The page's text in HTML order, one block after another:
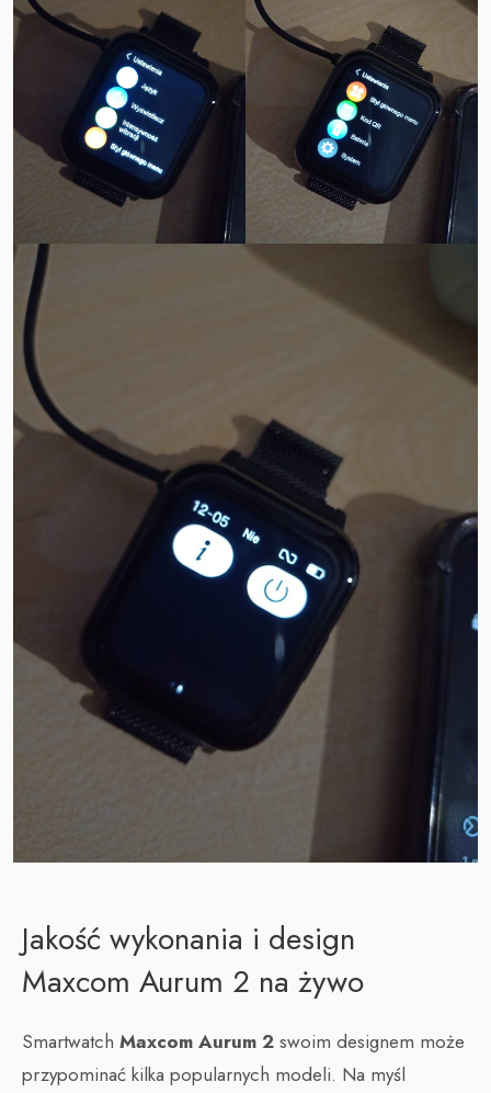
Jakość wykonania i design
Maxcom Aurum 2 na żywo
Smartwatch Maxcom Aurum 2 swoim designem może
przypominać kilka popularnych modeli. Na myśl